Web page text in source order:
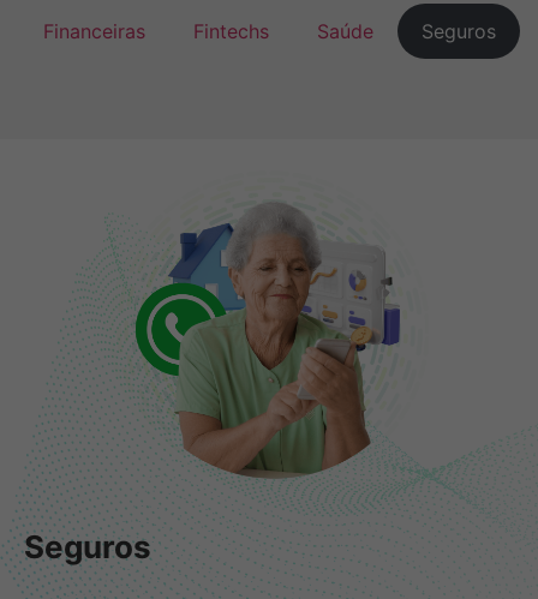
Financeiras Fintechs Saúde Seguros
Seguros